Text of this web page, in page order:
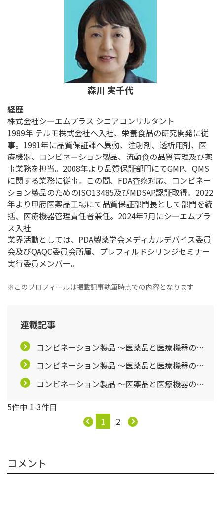
森川 実千代
経歴
株式会社シーエムプラス シニアコンサルタント
1989年 テルモ株式会社へ入社、栄養食品の研究開発に従
事。1991年に品質保証課へ異動、注射剤、透析用剤、医
療機器、コンビネーション製品、流動食の品質管理及び薬
事業務を担当。2008年より品質保証部門にてGMP、QMS
に関する業務に従事。この間、FDA査察対応、コンビネー
ション製品のためのISO13485及びMDSAP認証取得。2022
年より甲府医薬品工場にて品質保証部門長として部門を統
括、医療機器管理責任者兼任。2024年7月にシーエムプラ
ス入社
業界活動としては、PDA製薬学会メディカルデバイス委員
会及びQAQC委員会所属、プレフィルドシリンジセミナー
実行委員メンバー。
※このプロフィールは掲載記事執筆時点での内容となります
連載記事
コンビネーション製品 ～医薬品と医療機器の間
コンビネーション製品 ～医薬品と医療機器の間
コンビネーション製品 ～医薬品と医療機器の間
5件中 1-3件目
1
2
コメント